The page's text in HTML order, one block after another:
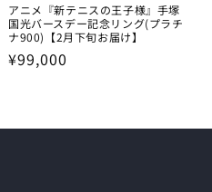
アニメ『新テニスの王子様』手塚
国光バースデー記念リング(プラチ
ナ900)【2月下旬お届け】
通
格
¥99,000